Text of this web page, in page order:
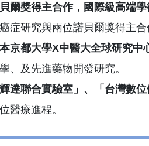
爾獎得主合作，國際級高端學
症研究與兩位諾貝爾獎得主合
京都大學X中醫大全球研究中
、及先進藥物開發研究。
輝達聯合實驗室」、「台灣數位
醫療進程。